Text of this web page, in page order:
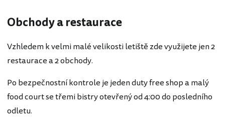
Obchody a restaurace
Vzhledem k velmi malé velikosti letiště zde využijete jen 2
restaurace a 2 obchody.
Po bezpečnostní kontrole je jeden duty free shop a malý
food court se třemi bistry otevřený od 4:00 do posledního
odletu.